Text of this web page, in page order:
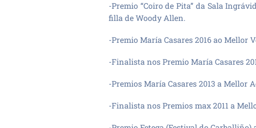
-Premio “Coiro de Pita” da Sala
filla de Woody Allen.
-Premio María Casares 2016 ao Mellor
-Finalista nos Premio María Casares
-Premios María Casares 2013 a Mellor
-Finalista nos Premios max 2011 a